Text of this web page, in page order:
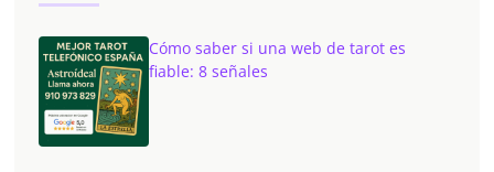
Cómo saber si una web de tarot es
fiable: 8 señales